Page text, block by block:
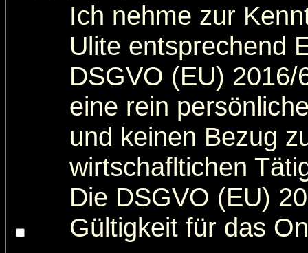
Ich nehme zur
Ulite entsprechend
DSGVO (EU) 2016/
eine rein
und keinen Bezug
wirtschafltichen
Die DSGVO (EU)
Gültigkeit für das